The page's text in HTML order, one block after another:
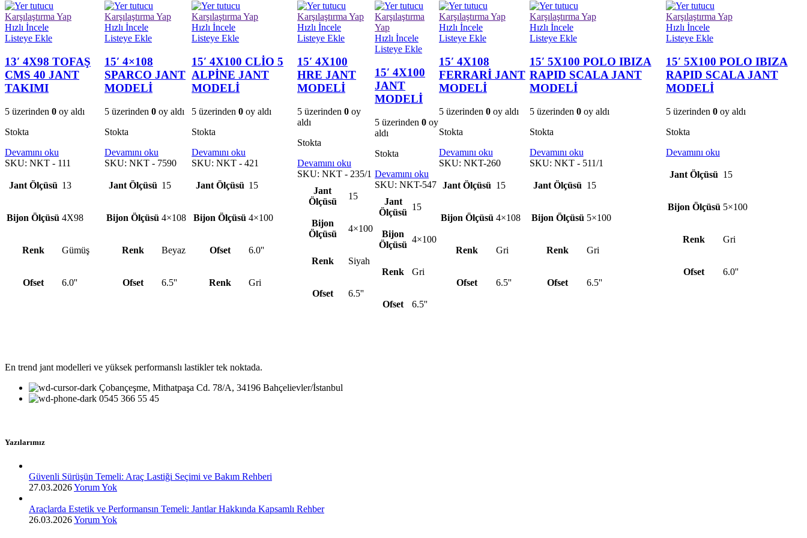
Karşılaştırma Yap
Hızlı İncele
Listeye Ekle
13′ 4X98 TOFAŞ
CMS 40 JANT
TAKIMI
5 üzerinden 0 oy aldı
Stokta
Devamını oku
SKU: NKT - 111
Jant Ölçüsü 13
Bijon Ölçüsü 4X98
Renk Gümüş
Ofset 6.0''
Karşılaştırma Yap
Hızlı İncele
Listeye Ekle
15′ 4×108
SPARCO JANT
MODELİ
5 üzerinden 0 oy aldı
Stokta
Devamını oku
SKU: NKT - 7590
Jant Ölçüsü 15
Bijon Ölçüsü 4×108
Renk Beyaz
Ofset 6.5''
Karşılaştırma Yap
Hızlı İncele
Listeye Ekle
15′ 4X100 CLİO 5
ALPİNE JANT
MODELİ
5 üzerinden0 oy aldı
Stokta
Devamını oku
SKU:NKT - 421
Jant Ölçüsü 15
Bijon Ölçüsü 4×100
Ofset 6.0''
Renk Gri
Karşılaştırma Yap
Hızlı İncele
Listeye Ekle
15′ 4X100
HRE JANT
MODELİ
5 üzerinden0 oy
aldı
Stokta
Devamını oku
SKU:NKT - 235/1
Jant
Ölçüsü
15
Bijon
Ölçüsü
4×100
Renk Siyah
Ofset 6.5''
Karşılaştırma
Yap
Hızlı İncele
Listeye Ekle
15′ 4X100
JANT
MODELİ
5 üzerinden0 oy
aldı
Stokta
Devamını oku
SKU:NKT-547
Jant
Ölçüsü
15
Bijon
Ölçüsü
4×100
Renk Gri
Ofset 6.5''
Karşılaştırma Yap
Hızlı İncele
Listeye Ekle
15′ 4X108
FERRARİ JANT
MODELİ
5 üzerinden 0oy aldı
Stokta
Devamını oku
SKU: NKT-260
Jant Ölçüsü 15
Bijon Ölçüsü 4×108
Renk Gri
Ofset 6.5''
Karşılaştırma Yap
Hızlı İncele
Listeye Ekle
15′ 5X100 POLO IBIZA
RAPID SCALA JANT
MODELİ
5 üzerinden 0oy aldı
Stokta
Devamını oku
SKU: NKT - 511/1
Jant Ölçüsü 15
Bijon Ölçüsü 5×100
Renk Gri
Ofset 6.5''
Karşılaştırma Yap
Hızlı İncele
Listeye Ekle
15′ 5X100 POLO IBIZA
RAPID SCALA JANT
MODELİ
5 üzerinden 0oy aldı
Stokta
Devamını oku
Jant Ölçüsü 15
Bijon Ölçüsü 5×100
Renk Gri
Ofset 6.0''
En trend jant modelleri ve yüksek performanslı lastikler tek noktada.
Çobançeşme, Mithatpaşa Cd. 78/A, 34196 Bahçelievler/İstanbul
0545 366 55 45
Yazılarımız
Güvenli Sürüşün Temeli: Araç Lastiği Seçimi ve Bakım Rehberi
27.03.2026Yorum Yok
Araçlarda Estetik ve Performansın Temeli: Jantlar Hakkında Kapsamlı Rehber
26.03.2026Yorum Yok